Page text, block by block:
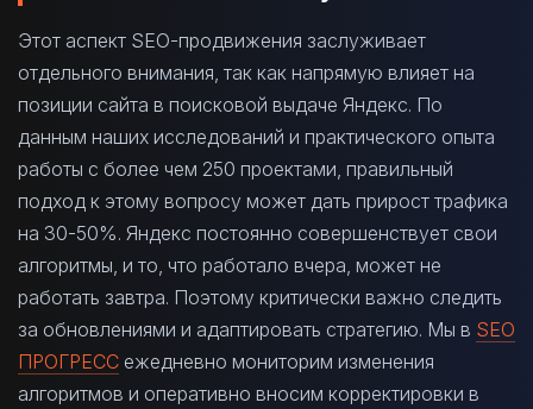
Этот аспект SEO-продвижения заслуживает
отдельного внимания, так как напрямую влияет на
позиции сайта в поисковой выдаче Яндекс. По
данным наших исследований и практического опыта
работы с более чем 250 проектами, правильный
подход к этому вопросу может дать прирост трафика
на 30-50%. Яндекс постоянно совершенствует свои
алгоритмы, и то, что работало вчера, может не
работать завтра. Поэтому критически важно следить
за обновлениями и адаптировать стратегию. Мы в SEO
ПРОГРЕСС ежедневно мониторим изменения
алгоритмов и оперативно вносим корректировки в